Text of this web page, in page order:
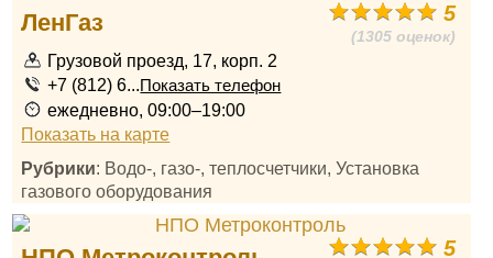
5
(1305 оценок)
ЛенГаз
Грузовой проезд, 17, корп. 2
+7 (812) 6...Показать телефон
ежедневно, 09:00–19:00
Показать на карте
Рубрики: Водо-, газо-, теплосчетчики, Установка
газового оборудования
5